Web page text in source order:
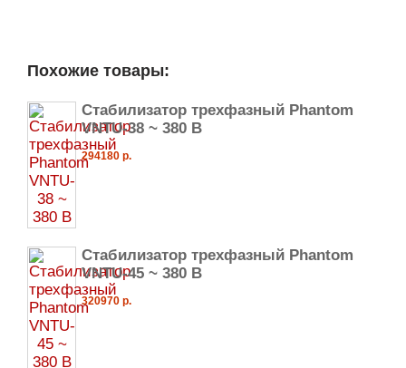
Похожие товары:
Стабилизатор трехфазный Phantom
VNTU-38 ~ 380 В
294180 р.
Стабилизатор трехфазный Phantom
VNTU-45 ~ 380 В
320970 р.